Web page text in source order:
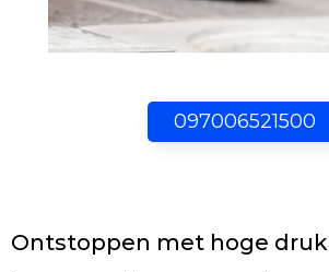
097006521500
Ontstoppen met hoge druk